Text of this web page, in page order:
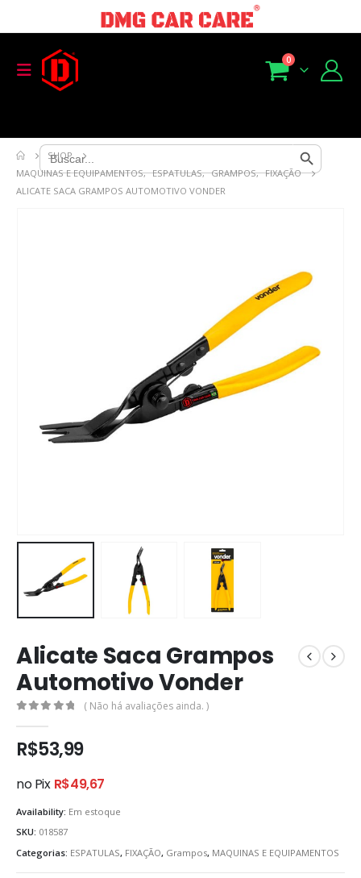
Search
for:
Search Button
0
SHOP
MAQUINAS E EQUIPAMENTOS, ESPATULAS, GRAMPOS, FIXAÇÃO
ALICATE SACA GRAMPOS AUTOMOTIVO VONDER
Alicate Saca Grampos
Automotivo Vonder
( Não há avaliações ainda. )
R$53,99
no Pix R$49,67
Availability: Em estoque
SKU: 018587
Categorias: ESPATULAS, FIXAÇÃO, Grampos, MAQUINAS E EQUIPAMENTOS